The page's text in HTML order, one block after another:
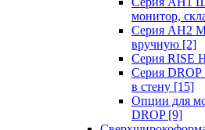
монитор,
Серия AH2
вручную [2]
Серия RISE
Серия DROP
в стену [15]
Опции для
DROP [9]